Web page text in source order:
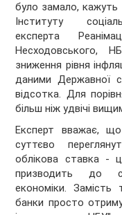
було замало, кажуть
Інституту
експерта
Несходовського,
зниження рівня
даними Державної
відсотка. Для
більш ніж удвічі
Експерт вважає,
суттєво
облікова ставка -
призводить до
економіки. Замість
банки просто